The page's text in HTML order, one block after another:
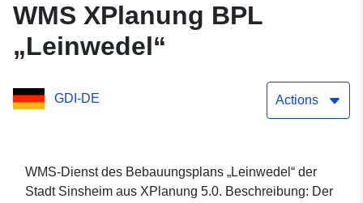
WMS XPlanung BPL
„Leinwedel“
GDI-DE Actions
WMS-Dienst des Bebauungsplans „Leinwedel“ der
Stadt Sinsheim aus XPlanung 5.0. Beschreibung: Der